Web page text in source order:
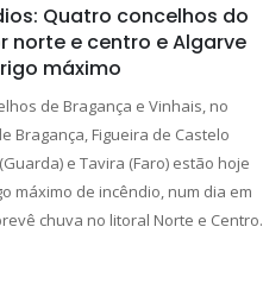
Quatro concelhos do
norte e centro e Algarve
máximo
de Bragança e Vinhais, no
Bragança, Figueira de Castelo
e Tavira (Faro) estão hoje
máximo de incêndio, num dia em
chuva no litoral Norte e Centro.